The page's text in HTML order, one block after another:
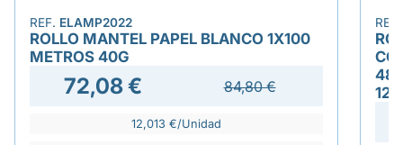
REF. ELAMP2022
ROLLO MANTEL PAPEL BLANCO 1X100
METROS 40G
72,08 € 84,80 €
12,013 €/Unidad